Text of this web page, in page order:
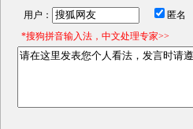
用户： 匿名
*搜狗拼音输入法，中文处理专家>>